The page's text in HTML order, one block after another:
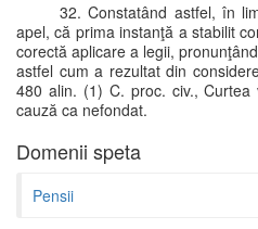
32. Constatând astfel, în
apel, că prima instanţă a stabilit
corectă aplicare a legii,
astfel cum a rezultat din
480 alin. (1) C. proc. civ.,
cauză ca nefondat.
Domenii speta
Pensii